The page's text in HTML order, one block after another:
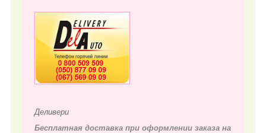
Деливери
Бесплатная доставка при оформлении заказа на